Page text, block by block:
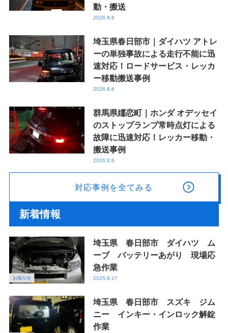
動・搬送
2026.8.6
埼玉県春日部市｜ダイハツ アトレ
ーの単独事故による走行不能に迅
速対応！ロードサービス・レッカ
ー移動搬送事例
2026.8.6
群馬県嬬恋町｜ホンダ オデッセイ
のストップランプ常時点灯による
故障に迅速対応！レッカー移動・
搬送事例
2026.8.6
対応事例を全てみる
新着情報
お知らせ
埼玉県 春日部市 ダイハツ ム
ーブ バッテリーあがり 現場応
急作業
2025.9.17
埼玉県 春日部市 スズキ ジム
ニー インキー・インロック解錠
作業